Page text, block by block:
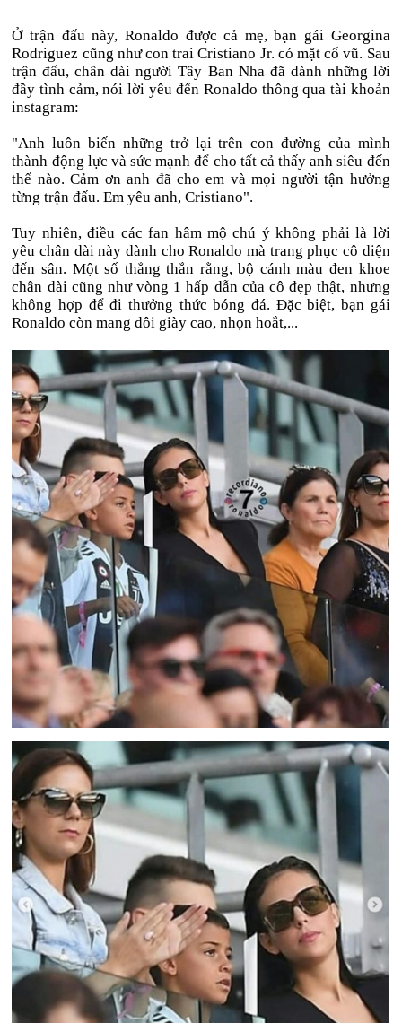
Ở trận đấu này, Ronaldo được cả mẹ, bạn gái Georgina
Rodriguez cũng như con trai Cristiano Jr. có mặt cổ vũ. Sau
trận đấu, chân dài người Tây Ban Nha đã dành những lời
đầy tình cảm, nói lời yêu đến Ronaldo thông qua tài khoản
instagram:
"Anh luôn biến những trở lại trên con đường của mình
thành động lực và sức mạnh để cho tất cả thấy anh siêu đến
thế nào. Cảm ơn anh đã cho em và mọi người tận hưởng
từng trận đấu. Em yêu anh, Cristiano".
Tuy nhiên, điều các fan hâm mộ chú ý không phải là lời
yêu chân dài này dành cho Ronaldo mà trang phục cô diện
đến sân. Một số thẳng thắn rằng, bộ cánh màu đen khoe
chân dài cũng như vòng 1 hấp dẫn của cô đẹp thật, nhưng
không hợp để đi thưởng thức bóng đá. Đặc biệt, bạn gái
Ronaldo còn mang đôi giày cao, nhọn hoắt,...